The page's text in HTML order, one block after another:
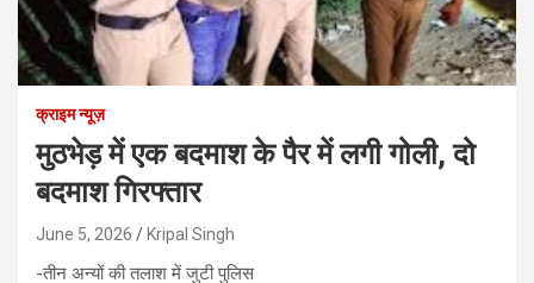
क्राइम न्यूज़
मुठभेड़ में एक बदमाश के पैर में लगी गोली, दो
बदमाश गिरफ्तार
June 5, 2026 Kripal Singh
-तीन अन्यों की तलाश में जुटी पुलिस